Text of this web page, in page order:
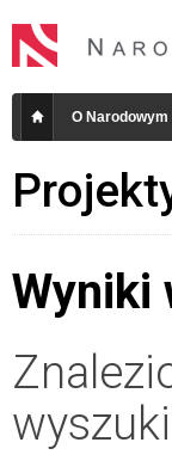
O
Wyniki